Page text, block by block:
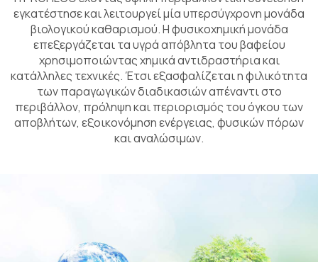
εγκατέστησε και λειτουργεί μία υπερσύγχρονη μονάδα
βιολογικού καθαρισμού. Η φυσικοχημική μονάδα
επεξεργάζεται τα υγρά απόβλητα του βαφείου
χρησιμοποιώντας χημικά αντιδραστήρια και
κατάλληλες τεχνικές. Έτσι εξασφαλίζεται η φιλικότητα
των παραγωγικών διαδικασιών απέναντι στο
περιβάλλον, πρόληψη και περιορισμός του όγκου των
αποβλήτων, εξοικονόμηση ενέργειας, φυσικών πόρων
και αναλώσιμων.